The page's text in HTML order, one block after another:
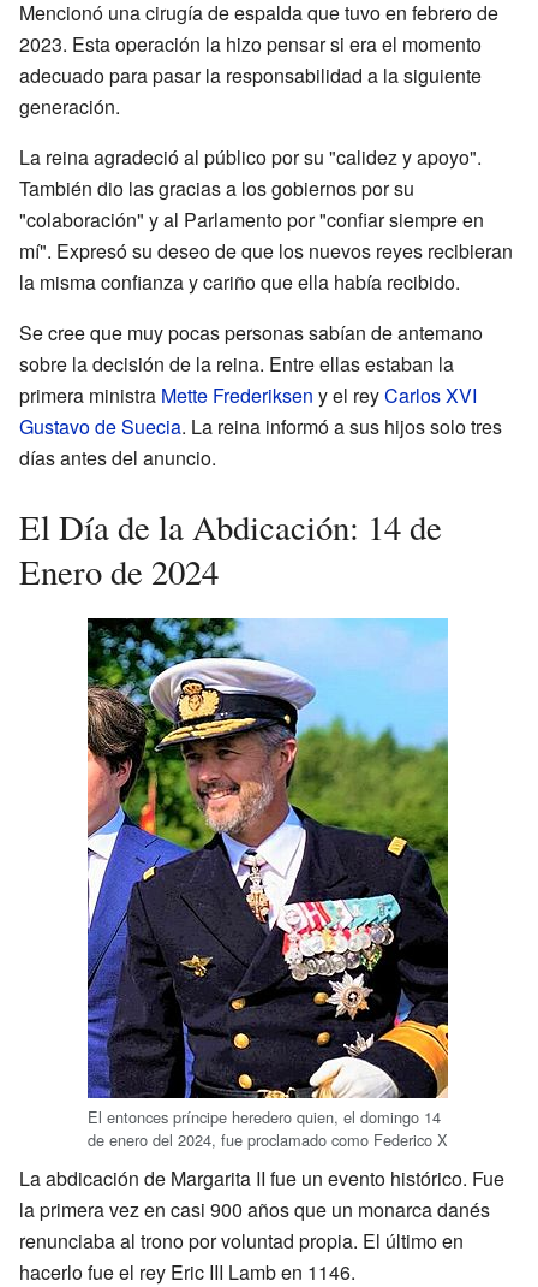
Mencionó una cirugía de espalda que tuvo en febrero de
2023. Esta operación la hizo pensar si era el momento
adecuado para pasar la responsabilidad a la siguiente
generación.
La reina agradeció al público por su "calidez y apoyo".
También dio las gracias a los gobiernos por su
"colaboración" y al Parlamento por "confiar siempre en
mí". Expresó su deseo de que los nuevos reyes recibieran
la misma confianza y cariño que ella había recibido.
Se cree que muy pocas personas sabían de antemano
sobre la decisión de la reina. Entre ellas estaban la
primera ministra Mette Frederiksen y el reyCarlos XVI
Gustavo de Suecia. La reina informó a sus hijos solo tres
días antes del anuncio.
El Día de la Abdicación: 14 de
Enero de 2024
El entonces príncipe heredero quien, el domingo 14
de enero del 2024, fue proclamado como Federico X
La abdicación de Margarita II fue un evento histórico. Fue
la primera vez en casi 900 años que un monarca danés
renunciaba al trono por voluntad propia. El último en
hacerlo fue el rey Eric III Lamb en 1146.